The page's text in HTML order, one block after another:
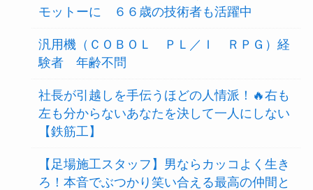
モットーに ６６歳の技術者も活躍中
汎用機（ＣＯＢＯＬ ＰＬ／Ｉ ＲＰＧ）経
験者 年齢不問
社長が引越しを手伝うほどの人情派！🔥右も
左も分からないあなたを決して一人にしない
【鉄筋工】
【足場施工スタッフ】男ならカッコよく生き
ろ！本音でぶつかり笑い合える最高の仲間と